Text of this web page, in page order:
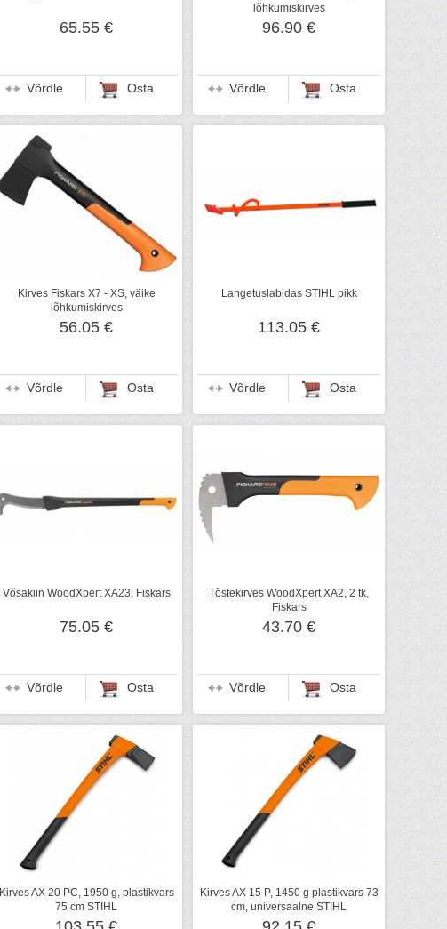
65.55 €
Võrdle Osta
lõhkumiskirves
96.90 €
Võrdle Osta
Kirves Fiskars X7 - XS, väike
lõhkumiskirves
56.05 €
Võrdle Osta
Langetuslabidas STIHL pikk
113.05 €
Võrdle Osta
Võsakiin WoodXpert XA23, Fiskars
75.05 €
Võrdle Osta
Tõstekirves WoodXpert XA2, 2 tk,
Fiskars
43.70 €
Võrdle Osta
Kirves AX 20 PC, 1950 g, plastikvars
75 cm STIHL
Kirves AX 15 P, 1450 g plastikvars 73
cm, universaalne STIHL